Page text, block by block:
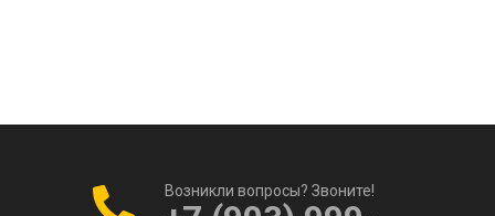
Возникли вопросы? Звоните!